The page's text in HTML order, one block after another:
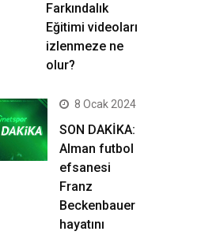
Farkındalık
Eğitimi videoları
izlenmeze ne
olur?
8 Ocak 2024
SON DAKİKA:
Alman futbol
efsanesi
Franz
Beckenbauer
hayatını